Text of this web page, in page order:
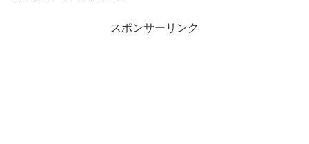
スポンサーリンク